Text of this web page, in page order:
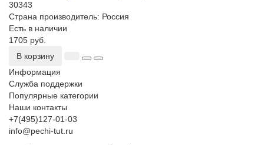
30343
Страна производитель: Россия
Есть в наличии
1705 руб.
В корзину
Информация
Служба поддержки
Популярные категории
Наши контакты
+7(495)127-01-03
info@pechi-tut.ru